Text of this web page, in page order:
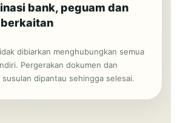
bank, peguam dan
dibiarkan menghubungkan semua
Pergerakan dokumen dan
susulan dipantau sehingga selesai.